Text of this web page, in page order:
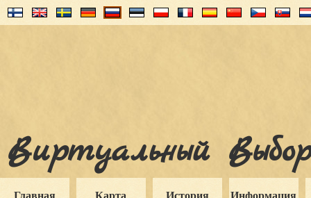
Виртуальный
Главная Карта История Информация